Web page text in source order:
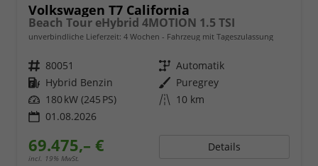
Volkswagen T7 California
Beach Tour eHybrid 4MOTION 1.5 TSI
unverbindliche Lieferzeit: 4 Wochen Fahrzeug mit Tageszulassung
Fahrzeugnr. 80051 Getriebe Automatik
Kraftstoff Hybrid Benzin Außenfarbe Puregrey
Leistung 180 kW (245 PS) Kilometerstand 10 km
01.08.2026
69.475,– €
incl. 19% MwSt.
Details